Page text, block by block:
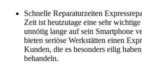
Schnelle Reparaturzeiten
Zeit ist heutzutage eine sehr
unnötig lange auf sein Smartphone
bieten seriöse Werkstätten einen
Kunden, die es besonders eilig
behandeln.